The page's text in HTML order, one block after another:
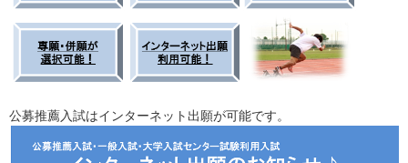
公募推薦入試はインターネット出願が可能です。